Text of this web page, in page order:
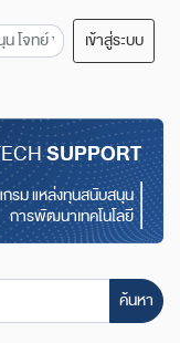
เข้าสู่ระบบ
SUPPORT
กรม แหล่งทุนสนับสนุน
การพัฒนาเทคโนโลยี
ค้นหา